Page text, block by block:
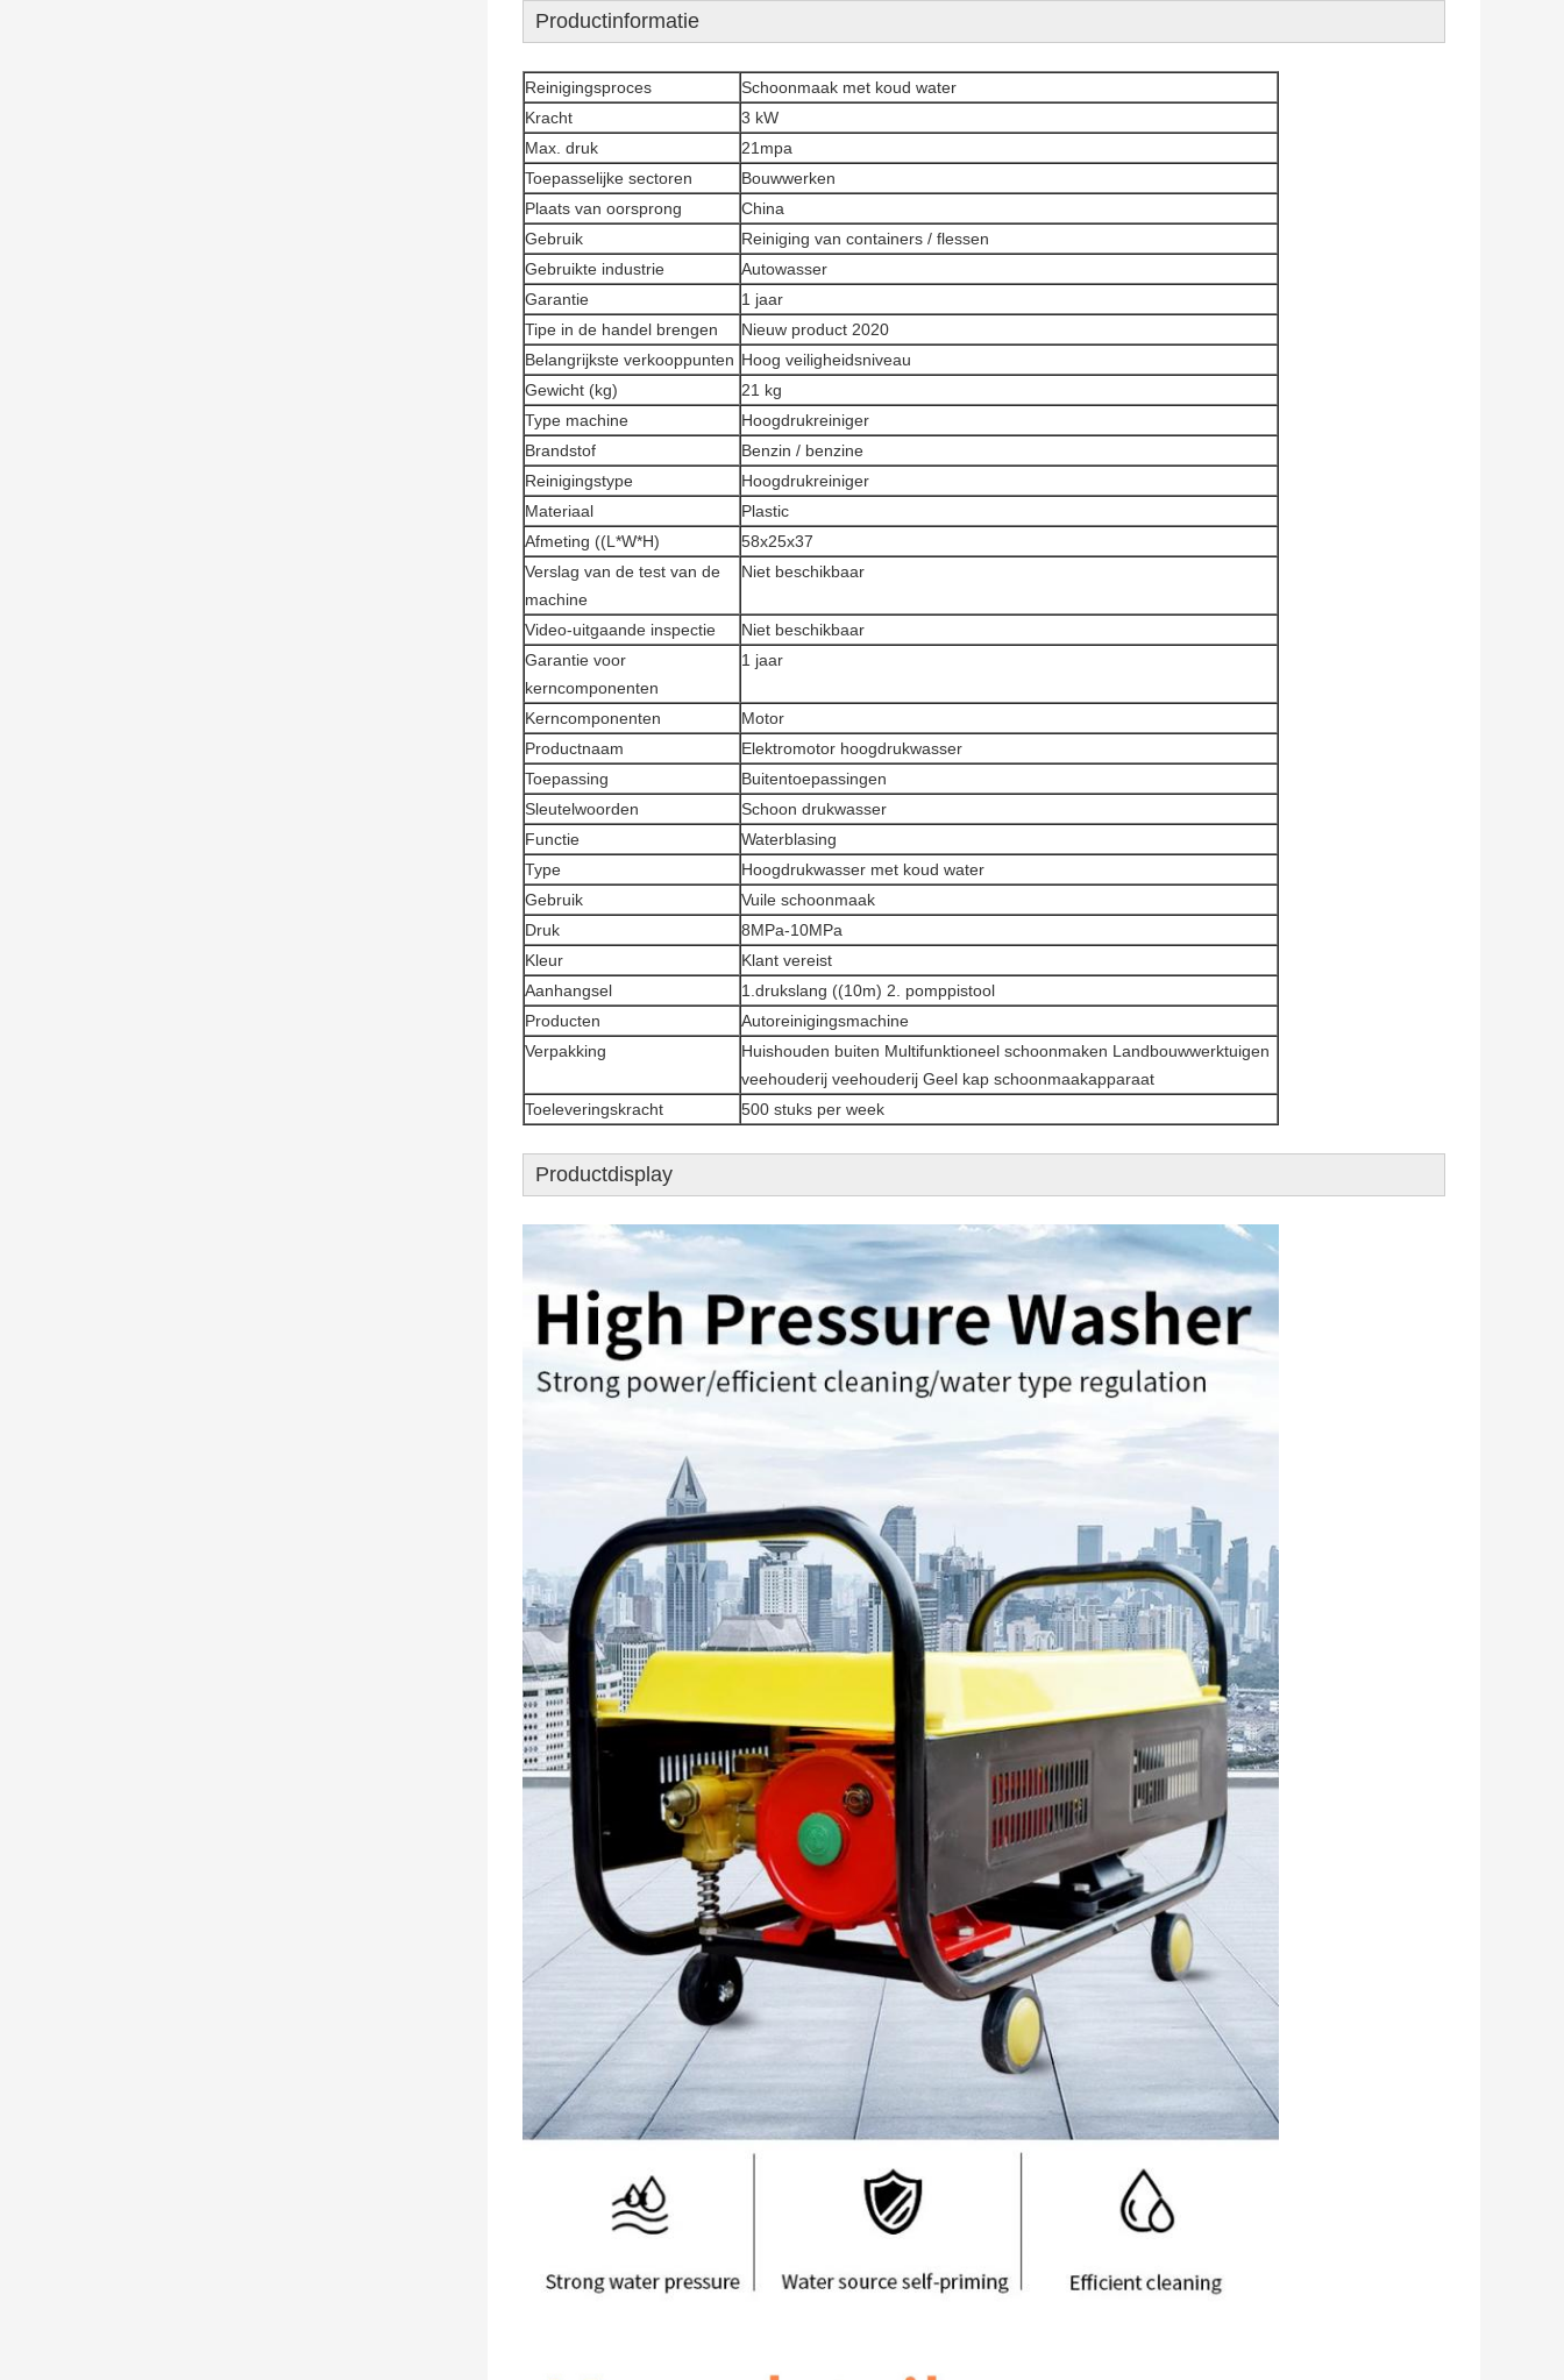
Productinformatie
Reinigingsproces
Schoonmaak met koud water
Kracht
3 kW
Max. druk
21mpa
Toepasselijke sectoren
Bouwwerken
Plaats van oorsprong
China
Gebruik
Reiniging van containers / flessen
Gebruikte industrie
Autowasser
Garantie
1 jaar
Tipe in de handel brengen
Nieuw product 2020
Belangrijkste verkooppunten Hoog veiligheidsniveau
Gewicht (kg)
21 kg
Type machine
Hoogdrukreiniger
Brandstof
Benzin / benzine
Reinigingstype
Hoogdrukreiniger
Materiaal
Plastic
Afmeting ((L*W*H)
58x25x37
Verslag van de test van de
machine
Niet beschikbaar
Video-uitgaande inspectie
Niet beschikbaar
Garantie voor
kerncomponenten
1 jaar
Kerncomponenten
Motor
Productnaam
Elektromotor hoogdrukwasser
Toepassing
Buitentoepassingen
Sleutelwoorden
Schoon drukwasser
Functie
Waterblasing
Type
Hoogdrukwasser met koud water
Gebruik
Vuile schoonmaak
Druk
8MPa-10MPa
Kleur
Klant vereist
Aanhangsel
1.drukslang ((10m) 2. pomppistool
Producten
Autoreinigingsmachine
Verpakking
Huishouden buiten Multifunktioneel schoonmaken Landbouwwerktuigen
veehouderij veehouderij Geel kap schoonmaakapparaat
Toeleveringskracht
500 stuks per week
Productdisplay